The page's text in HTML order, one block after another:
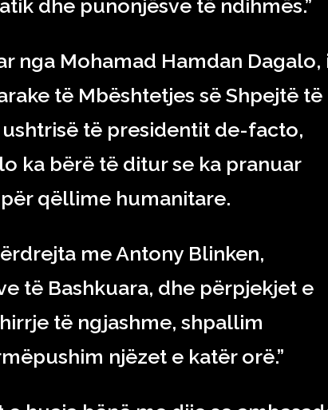
dhe punonjësve të ndihmës.”
nga Mohamad Hamdan Dagalo,
të Mbështetjes së Shpejtë të
të presidentit de-facto,
ka bërë të ditur se ka pranuar
qëllime humanitare.
me Antony Blinken,
të Bashkuara, dhe përpjekjet e
të ngjashme, shpallim
njëzet e katër orë.”